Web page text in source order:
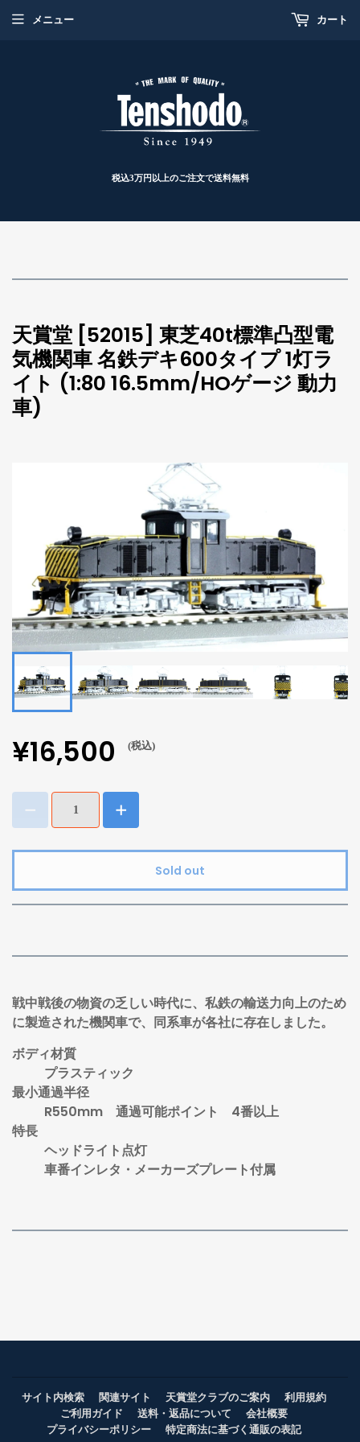
税込3万円以上のご注文で送料無料
メニュー カート
天賞堂 [52015] 東芝40t標準凸型電
気機関車 名鉄デキ600タイプ 1灯ラ
イト (1:80 16.5mm/HOゲージ 動力
車)
¥16,500 (税込)
Sold out
戦中戦後の物資の乏しい時代に、私鉄の輸送力向上のため
に製造された機関車で、同系車が各社に存在しました。
ボディ材質
プラスティック
最小通過半径
R550mm 通過可能ポイント 4番以上
特長
ヘッドライト点灯
車番インレタ・メーカーズプレート付属
サイト内検索 関連サイト 天賞堂クラブのご案内
利用規約
ご利用ガイド
送料・返品について
会社概要
プライバシーポリシー
特定商法に基づく通販の表記